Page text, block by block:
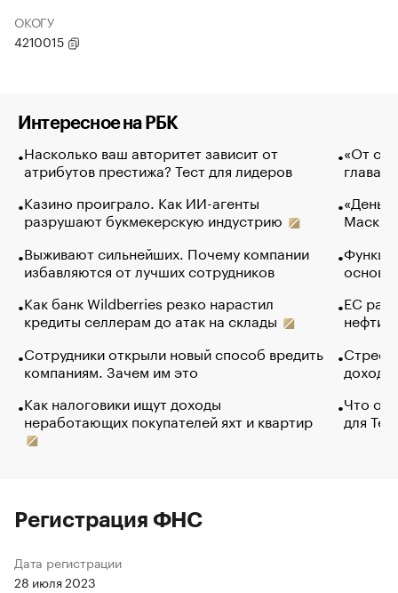
ОКОГУ
4210015
Интересное на РБК
Насколько ваш авторитет зависит от
атрибутов престижа? Тест для лидеров
Казино проиграло. Как ИИ-агенты
разрушают букмекерскую индустрию
Выживают сильнейших. Почему компании
избавляются от лучших сотрудников
Как банк Wildberries резко нарастил
кредиты селлерам до атак на склады
Сотрудники открыли новый способ вредить
компаниям. Зачем им это
Как налоговики ищут доходы
неработающих покупателей яхт и квартир
«От
глава
Маск в
основ
ЕС
нефти
Что
для
Регистрация ФНС
Дата регистрации
28 июля 2023